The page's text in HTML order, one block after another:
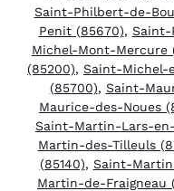
Saint-Philbert-de-
Penit (85670), Saint-
Michel-Mont-Mercure
(85200), Saint-Michel-
(85700), Saint-
Maurice-des-Noues
Saint-Martin-Lars-
Martin-des-Tilleuls
(85140), Saint-
Martin-de-Fraigneau